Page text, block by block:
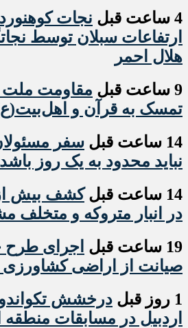
4 ساعت قبل
نجات
ارتفاعات سبلان توسط
هلال احمر
9 ساعت قبل
مقاومت ملت
تمسک به قرآن و
14 ساعت قبل
سفر
نباید محدود به یک روز باشد
14 ساعت قبل
در انبار متروکه و متخلف
19 ساعت قبل
اجرای طرح
صیانت از اراضی
1 روز قبل
درخشش
اردبیل در مسابقات منطقه